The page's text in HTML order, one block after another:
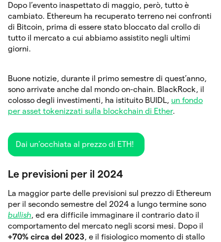
Dopo l’evento inaspettato di maggio, però, tutto è
cambiato. Ethereum ha recuperato terreno nei confronti
di Bitcoin, prima di essere stato bloccato dal crollo di
tutto il mercato a cui abbiamo assistito negli ultimi
giorni.
Buone notizie, durante il primo semestre di quest’anno,
sono arrivate anche dal mondo on-chain. BlackRock, il
colosso degli investimenti, ha istituito BUIDL, un fondo
per asset tokenizzati sulla blockchain di Ether.
Dai un’occhiata al prezzo di ETH!
Le previsioni per il 2024
La maggior parte delle previsioni sul prezzo di Ethereum
per il secondo semestre del 2024 a lungo termine sono
bullish, ed era difficile immaginare il contrario dato il
comportamento del mercato negli scorsi mesi. Dopo il
+70% circa del 2023, e il fisiologico momento di stallo